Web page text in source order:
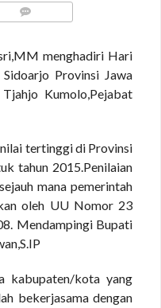
menghadiri Hari
Provinsi Jawa
Kumolo,Pejabat
tertinggi di Provinsi
tahun 2015.Penilaian
mana pemerintah
oleh UU Nomor 23
Mendampingi Bupati
kabupaten/kota yang
bekerjasama dengan